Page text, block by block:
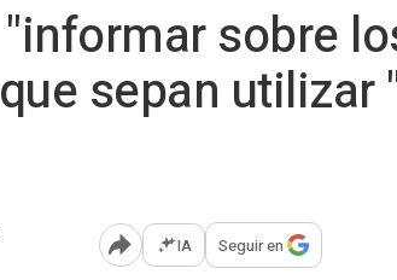
sobre
sepan
Abrir opciones para compartir
IA Seguir en